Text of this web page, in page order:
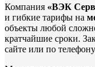
Компания «ВЭК
и гибкие тарифы на
объекты любой
кратчайшие сроки.
сайте или по